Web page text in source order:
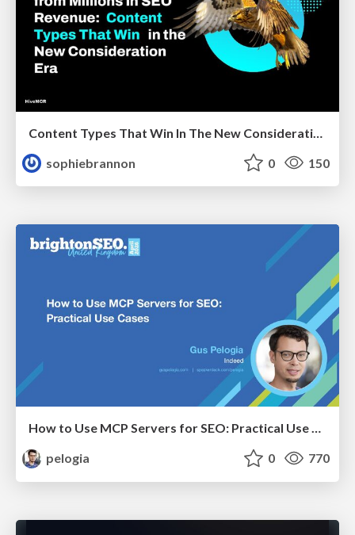
sophiebrannon
0 150
How to Use MCP Servers for SEO: Practical Use Cases
pelogia
0 770